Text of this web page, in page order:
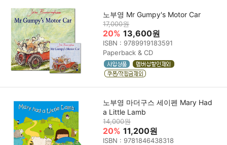
노부영 Mr Gumpy's Motor Car
17,000원
20% 13,600원
ISBN : 9789919183591
Paperback & CD
노부영 마더구스 세이펜 Mary Had
a Little Lamb
14,000원
20% 11,200원
ISBN : 9781846438318